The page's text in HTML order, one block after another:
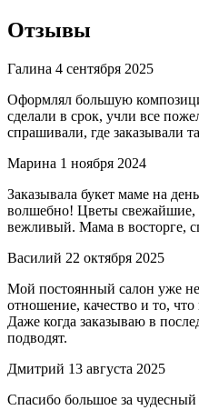
Отзывы
Галина 4 сентября 2025
Оформлял большую
сделали в срок, учли все
спрашивали, где заказывали
Марина 1 ноября 2024
Заказывала букет маме на
волшебно! Цветы свежайшие,
вежливый. Мама в восторге,
Василий 22 октября 2025
Мой постоянный салон уже
отношение, качество и то,
Даже когда заказываю в
подводят.
Дмитрий 13 августа 2025
Спасибо большое за